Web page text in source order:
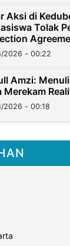
Aksi di
Tolak
Negara
2026 - 00:22
Amzi:
Merekam
2026 - 00:18